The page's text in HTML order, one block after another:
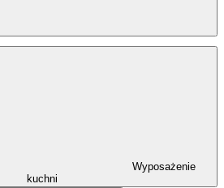
Wyposażenie
kuchni